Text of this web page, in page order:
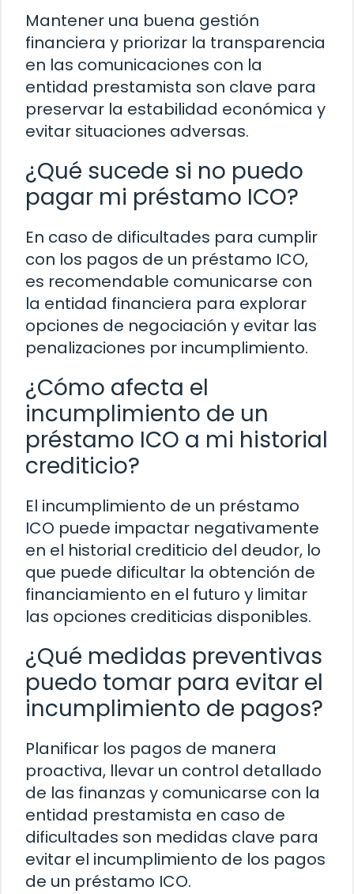
Mantener una buena gestión
financiera y priorizar la transparencia
en las comunicaciones con la
entidad prestamista son clave para
preservar la estabilidad económica y
evitar situaciones adversas.
¿Qué sucede si no puedo
pagar mi préstamo ICO?
En caso de dificultades para cumplir
con los pagos de un préstamo ICO,
es recomendable comunicarse con
la entidad financiera para explorar
opciones de negociación y evitar las
penalizaciones por incumplimiento.
¿Cómo afecta el
incumplimiento de un
préstamo ICO a mi historial
crediticio?
El incumplimiento de un préstamo
ICO puede impactar negativamente
en el historial crediticio del deudor, lo
que puede dificultar la obtención de
financiamiento en el futuro y limitar
las opciones crediticias disponibles.
¿Qué medidas preventivas
puedo tomar para evitar el
incumplimiento de pagos?
Planificar los pagos de manera
proactiva, llevar un control detallado
de las finanzas y comunicarse con la
entidad prestamista en caso de
dificultades son medidas clave para
evitar el incumplimiento de los pagos
de un préstamo ICO.